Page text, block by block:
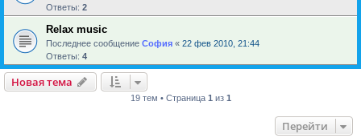
Ответы: 2
Relax music
Последнее сообщение София « 22 фев 2010, 21:44
Ответы: 4
Новая тема
19 тем • Страница 1 из 1
Перейти